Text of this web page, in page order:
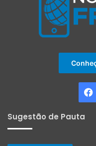
Sugestão de Pauta